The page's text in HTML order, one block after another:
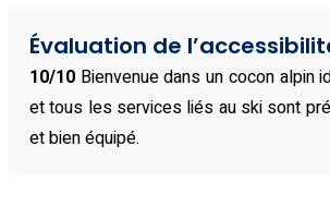
Évaluation de
10/10 Bienvenue dans un cocon
et tous les services liés au ski sont
et bien équipé.